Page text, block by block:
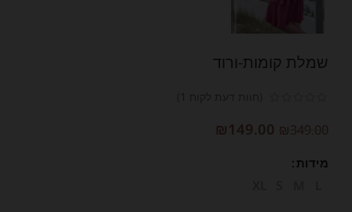
שמלת קומות-ורוד
₪349.00
₪149.00
מידות